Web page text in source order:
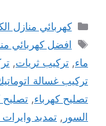
التصنيفات
كهربائي منازل
الوسوم
افضل كهربائي
ماء, تركيب ثريات,
تركيب غسالة
تصليح كهرباء, تصليح
السور , تمدبد وايرات